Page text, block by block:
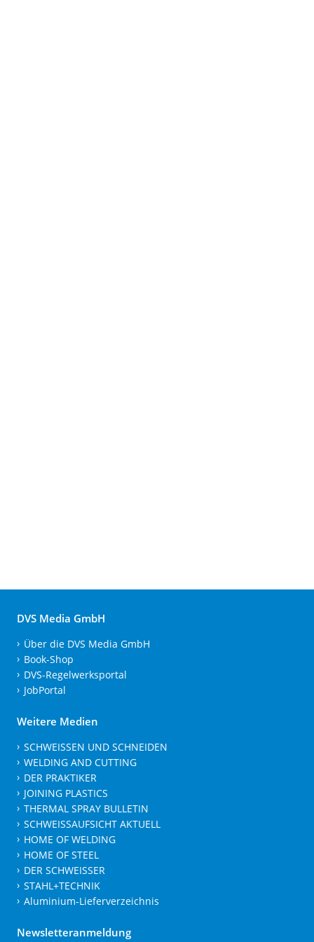
DVS Media GmbH
Über die DVS Media GmbH
Book-Shop
DVS-Regelwerksportal
JobPortal
Weitere Medien
SCHWEISSEN UND SCHNEIDEN
WELDING AND CUTTING
DER PRAKTIKER
JOINING PLASTICS
THERMAL SPRAY BULLETIN
SCHWEISSAUFSICHT AKTUELL
HOME OF WELDING
HOME OF STEEL
DER SCHWEISSER
STAHL+TECHNIK
Aluminium-Lieferverzeichnis
Newsletteranmeldung